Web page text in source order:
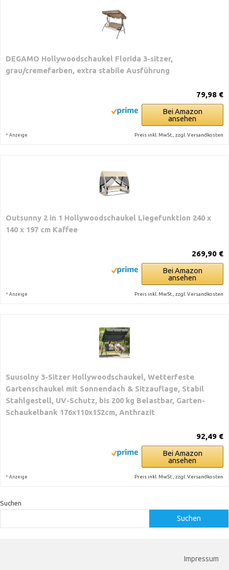
DEGAMO Hollywoodschaukel Florida 3-sitzer,
grau/cremefarben, extra stabile Ausführung
79,98 €
Bei Amazon
ansehen
* Anzeige Preis inkl. MwSt., zzgl. Versandkosten
Outsunny 2 in 1 Hollywoodschaukel Liegefunktion 240 x
140 x 197 cm Kaffee
269,90 €
Bei Amazon
ansehen
* Anzeige Preis inkl. MwSt., zzgl. Versandkosten
Suusolny 3-Sitzer Hollywoodschaukel, Wetterfeste
Gartenschaukel mit Sonnendach & Sitzauflage, Stabil
Stahlgestell, UV-Schutz, bis 200 kg Belastbar, Garten-
Schaukelbank 176x110x152cm, Anthrazit
92,49 €
Bei Amazon
ansehen
* Anzeige Preis inkl. MwSt., zzgl. Versandkosten
Suchen
Suchen
Impressum